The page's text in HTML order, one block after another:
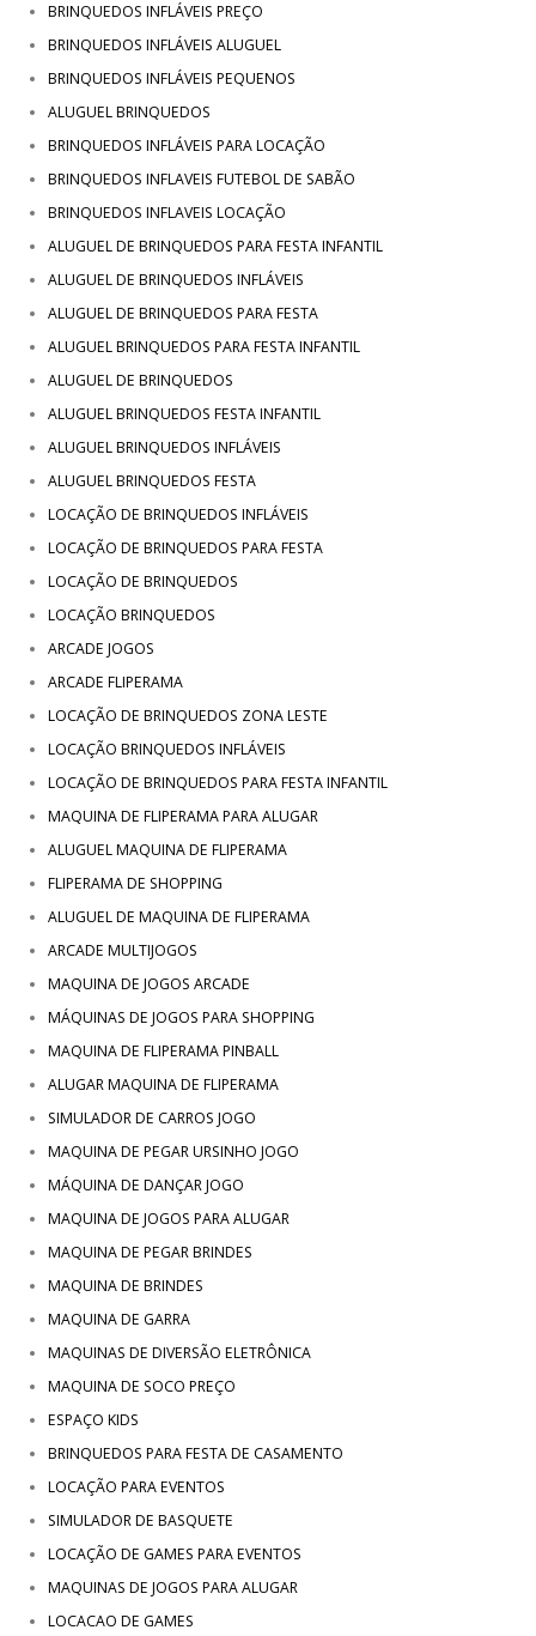
BRINQUEDOS INFLÁVEIS PREÇO
BRINQUEDOS INFLÁVEIS ALUGUEL
BRINQUEDOS INFLÁVEIS PEQUENOS
ALUGUEL BRINQUEDOS
BRINQUEDOS INFLÁVEIS PARA LOCAÇÃO
BRINQUEDOS INFLAVEIS FUTEBOL DE SABÃO
BRINQUEDOS INFLAVEIS LOCAÇÃO
ALUGUEL DE BRINQUEDOS PARA FESTA INFANTIL
ALUGUEL DE BRINQUEDOS INFLÁVEIS
ALUGUEL DE BRINQUEDOS PARA FESTA
ALUGUEL BRINQUEDOS PARA FESTA INFANTIL
ALUGUEL DE BRINQUEDOS
ALUGUEL BRINQUEDOS FESTA INFANTIL
ALUGUEL BRINQUEDOS INFLÁVEIS
ALUGUEL BRINQUEDOS FESTA
LOCAÇÃO DE BRINQUEDOS INFLÁVEIS
LOCAÇÃO DE BRINQUEDOS PARA FESTA
LOCAÇÃO DE BRINQUEDOS
LOCAÇÃO BRINQUEDOS
ARCADE JOGOS
ARCADE FLIPERAMA
LOCAÇÃO DE BRINQUEDOS ZONA LESTE
LOCAÇÃO BRINQUEDOS INFLÁVEIS
LOCAÇÃO DE BRINQUEDOS PARA FESTA INFANTIL
MAQUINA DE FLIPERAMA PARA ALUGAR
ALUGUEL MAQUINA DE FLIPERAMA
FLIPERAMA DE SHOPPING
ALUGUEL DE MAQUINA DE FLIPERAMA
ARCADE MULTIJOGOS
MAQUINA DE JOGOS ARCADE
MÁQUINAS DE JOGOS PARA SHOPPING
MAQUINA DE FLIPERAMA PINBALL
ALUGAR MAQUINA DE FLIPERAMA
SIMULADOR DE CARROS JOGO
MAQUINA DE PEGAR URSINHO JOGO
MÁQUINA DE DANÇAR JOGO
MAQUINA DE JOGOS PARA ALUGAR
MAQUINA DE PEGAR BRINDES
MAQUINA DE BRINDES
MAQUINA DE GARRA
MAQUINAS DE DIVERSÃO ELETRÔNICA
MAQUINA DE SOCO PREÇO
ESPAÇO KIDS
BRINQUEDOS PARA FESTA DE CASAMENTO
LOCAÇÃO PARA EVENTOS
SIMULADOR DE BASQUETE
LOCAÇÃO DE GAMES PARA EVENTOS
MAQUINAS DE JOGOS PARA ALUGAR
LOCACAO DE GAMES